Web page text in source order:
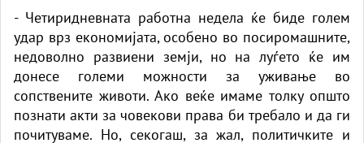
- Четиридневната работна недела ќе биде голем
удар врз економијата, особено во посиромашните,
недоволно развиени земји, но на луѓето ќе им
донесе големи можности за уживање во
сопствените животи. Ако веќе имаме толку општо
познати акти за човекови права би требало и да ги
почитуваме. Но, секогаш, за жал, политичките и